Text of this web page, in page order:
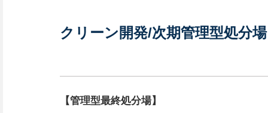
クリーン開発/次期管理型処分
【管理型最終処分場】